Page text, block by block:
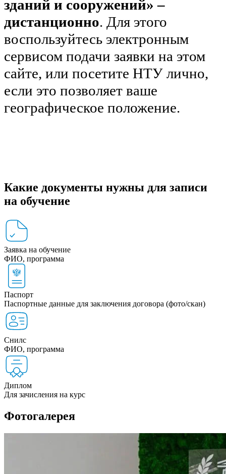
зданий и сооружений» –
дистанционно. Для этого
воспользуйтесь электронным
сервисом подачи заявки на этом
сайте, или посетите НТУ лично,
если это позволяет ваше
географическое положение.
Какие документы нужны для записи
на обучение
Заявка на обучение
ФИО, программа
Паспорт
Паспортные данные для заключения договора (фото/скан)
Снилс
ФИО, программа
Диплом
Для зачисления на курс
Фотогалерея